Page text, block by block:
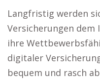
Langfristig werden
Versicherungen
ihre
digitaler
bequem und rasch